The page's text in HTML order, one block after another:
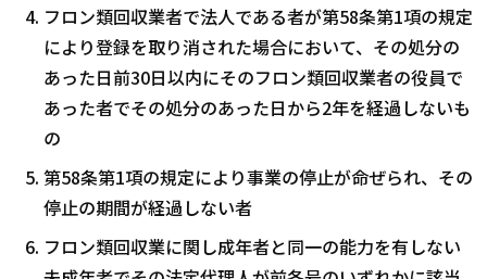
フロン類回収業者で法人である者が第58条第1項の規定
により登録を取り消された場合において、その処分の
あった日前30日以内にそのフロン類回収業者の役員で
あった者でその処分のあった日から2年を経過しないも
の
第58条第1項の規定により事業の停止が命ぜられ、その
停止の期間が経過しない者
フロン類回収業に関し成年者と同一の能力を有しない